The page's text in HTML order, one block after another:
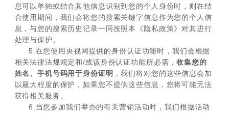
息可以单独或结合其他信息识别到您的个人身份时，则在结
合使用期间，我们会将您的搜索关键字信息作为您的个人信
息，与您的搜索历史记录一同按照本《隐私政策》对其进行
处理与保护。
5.在您使用央视网提供的身份认证功能时，我们会根据
相关法律法规规定和/或该身份认证功能所必需，收集您的
姓名、手机号码用于身份证明 ，我们将对您的这些信息会加
以最大程度的保护，如果您不提供这些信息，您将可能无法
获得相关服务。
6.当您参加我们举办的有关营销活动时，我们根据活动